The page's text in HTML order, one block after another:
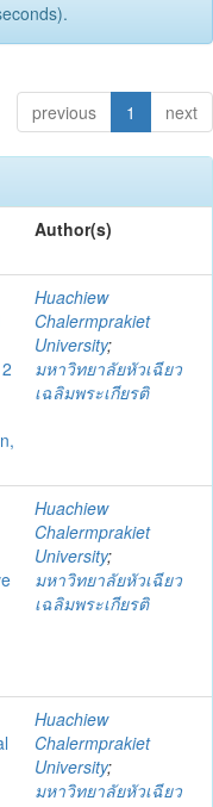
previous 1 next
Author(s)
Huachiew
Chalermprakiet
University;
มหาวิทยาลัยหัวเฉียว
เฉลิมพระเกียรติ
Huachiew
Chalermprakiet
University;
มหาวิทยาลัยหัวเฉียว
เฉลิมพระเกียรติ
Huachiew
Chalermprakiet
University;
มหาวิทยาลัยหัวเฉียว